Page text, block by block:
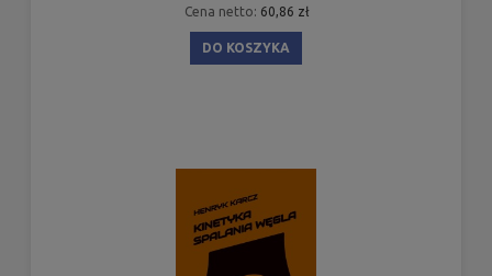
Cena netto: 60,86 zł
DO KOSZYKA